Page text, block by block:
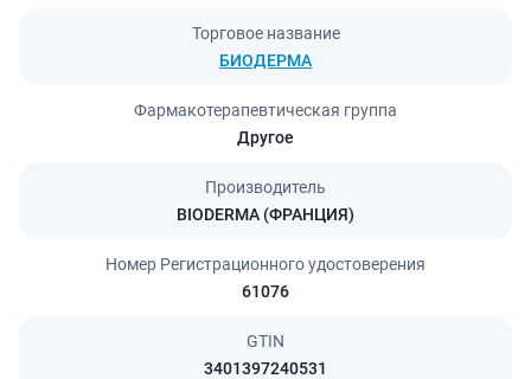
Торговое название
БИОДЕРМА
Фармакотерапевтическая группа
Другое
Производитель
BIODERMA (ФРАНЦИЯ)
Номер Регистрационного удостоверения
61076
GTIN
3401397240531